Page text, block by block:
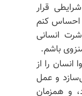
قرار
احساس کنم
انسانی
باشم.
انسان را از
و عمل
و همزمان